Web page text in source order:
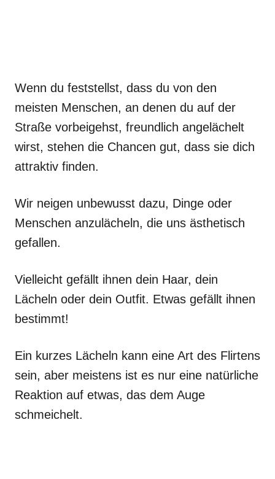
Wenn du feststellst, dass du von den
meisten Menschen, an denen du auf der
Straße vorbeigehst, freundlich angelächelt
wirst, stehen die Chancen gut, dass sie dich
attraktiv finden.
Wir neigen unbewusst dazu, Dinge oder
Menschen anzulächeln, die uns ästhetisch
gefallen.
Vielleicht gefällt ihnen dein Haar, dein
Lächeln oder dein Outfit. Etwas gefällt ihnen
bestimmt!
Ein kurzes Lächeln kann eine Art des Flirtens
sein, aber meistens ist es nur eine natürliche
Reaktion auf etwas, das dem Auge
schmeichelt.